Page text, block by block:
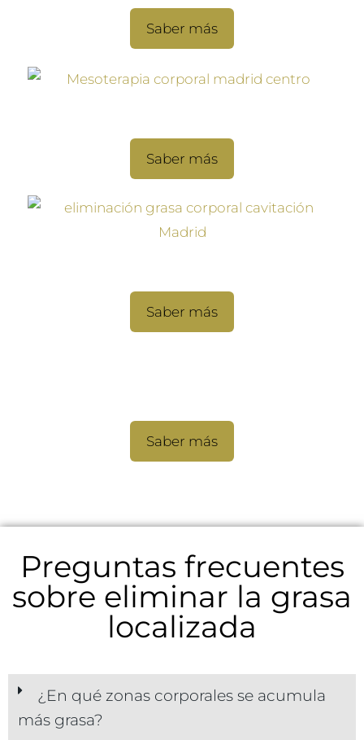
Saber más
Saber más
Saber más
Saber más
Preguntas frecuentes
sobre eliminar la grasa
localizada
¿En qué zonas corporales se acumula
más grasa?